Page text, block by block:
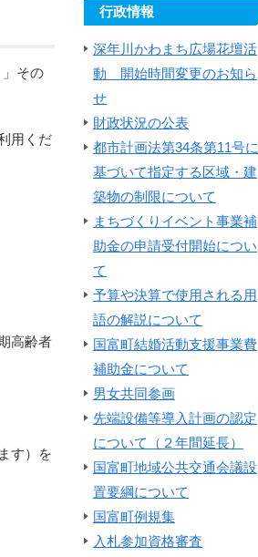
その
用くだ
高齢者
す）を
行政情報
深年川かわまち広場花壇活
動 開始時間変更のお知ら
せ
財政状況の公表
都市計画法第34条第11号に
基づいて指定する区域・建
築物の制限について
まちづくりイベント事業補
助金の申請受付開始につい
て
予算や決算で使用される用
語の解説について
国富町結婚活動支援事業費
補助金について
男女共同参画
先端設備等導入計画の認定
について（２年間延長）
国富町地域公共交通会議設
置要綱について
国富町例規集
入札参加資格審査